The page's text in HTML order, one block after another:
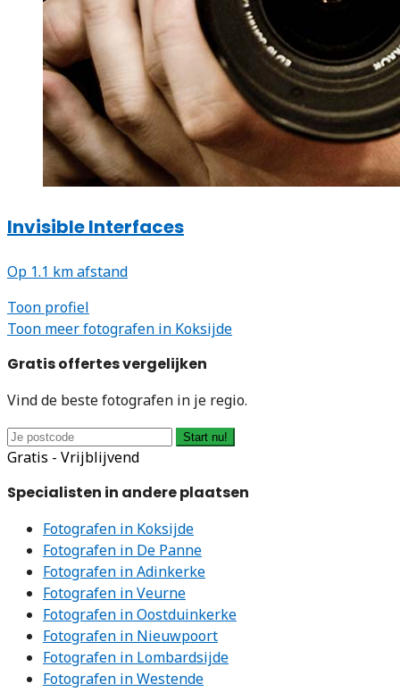
Invisible Interfaces
Op 1.1 km afstand
Toon profiel
Toon meer fotografen in Koksijde
Gratis offertes vergelijken
Vind de beste fotografen in je regio.
Start nu!
Gratis - Vrijblijvend
Specialisten in andere plaatsen
Fotografen in Koksijde
Fotografen in De Panne
Fotografen in Adinkerke
Fotografen in Veurne
Fotografen in Oostduinkerke
Fotografen in Nieuwpoort
Fotografen in Lombardsijde
Fotografen in Westende